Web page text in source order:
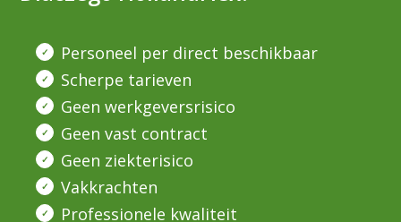
Personeel per direct beschikbaar
Scherpe tarieven
Geen werkgeversrisico
Geen vast contract
Geen ziekterisico
Vakkrachten
Professionele kwaliteit